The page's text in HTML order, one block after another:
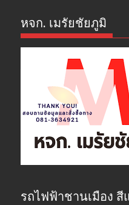
หจก. เมรัยชัยภูมิ
รถไฟฟ้าชานเมือง สี